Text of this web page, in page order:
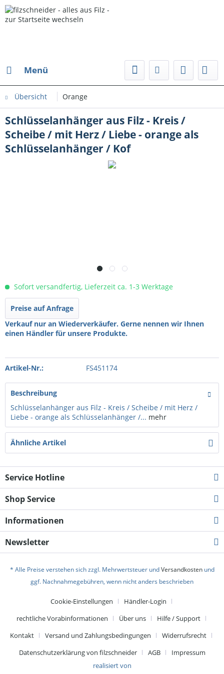
Menü
Übersicht Orange
Schlüsselanhänger aus Filz - Kreis /
Scheibe / mit Herz / Liebe - orange als
Schlüsselanhänger / Kof
Sofort versandfertig, Lieferzeit ca. 1-3 Werktage
Preise auf Anfrage
Verkauf nur an Wiederverkäufer. Gerne nennen wir Ihnen
einen Händler für unsere Produkte.
Artikel-Nr.: FS451174
Beschreibung
Schlüsselanhänger aus Filz - Kreis / Scheibe / mit Herz /
Liebe - orange als Schlüsselanhänger /... mehr
Ähnliche Artikel
Service Hotline
Shop Service
Informationen
Newsletter
* Alle Preise verstehen sich zzgl. Mehrwertsteuer undVersandkostenund
ggf. Nachnahmegebühren, wenn nicht anders beschrieben
Cookie-Einstellungen
Händler-Login
rechtliche Vorabinformationen
Über uns
Hilfe / Support
Kontakt
Versand und Zahlungsbedingungen
Widerrufsrecht
Datenschutzerklärung von filzschneider
AGB
Impressum
realisiert von